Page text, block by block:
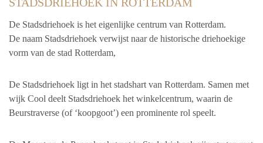
De Stadsdriehoek is het eigenlijke centrum van Rotterdam.
De naam Stadsdriehoek verwijst naar de historische driehoekige
vorm van de stad Rotterdam,
De Stadsdriehoek ligt in het stadshart van Rotterdam. Samen met
wijk Cool deelt Stadsdriehoek het winkelcentrum, waarin de
Beurstraverse (of ‘koopgoot’) een prominente rol speelt.